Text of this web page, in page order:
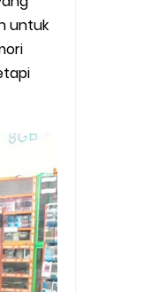
dan Hal yang Perlu
untuk